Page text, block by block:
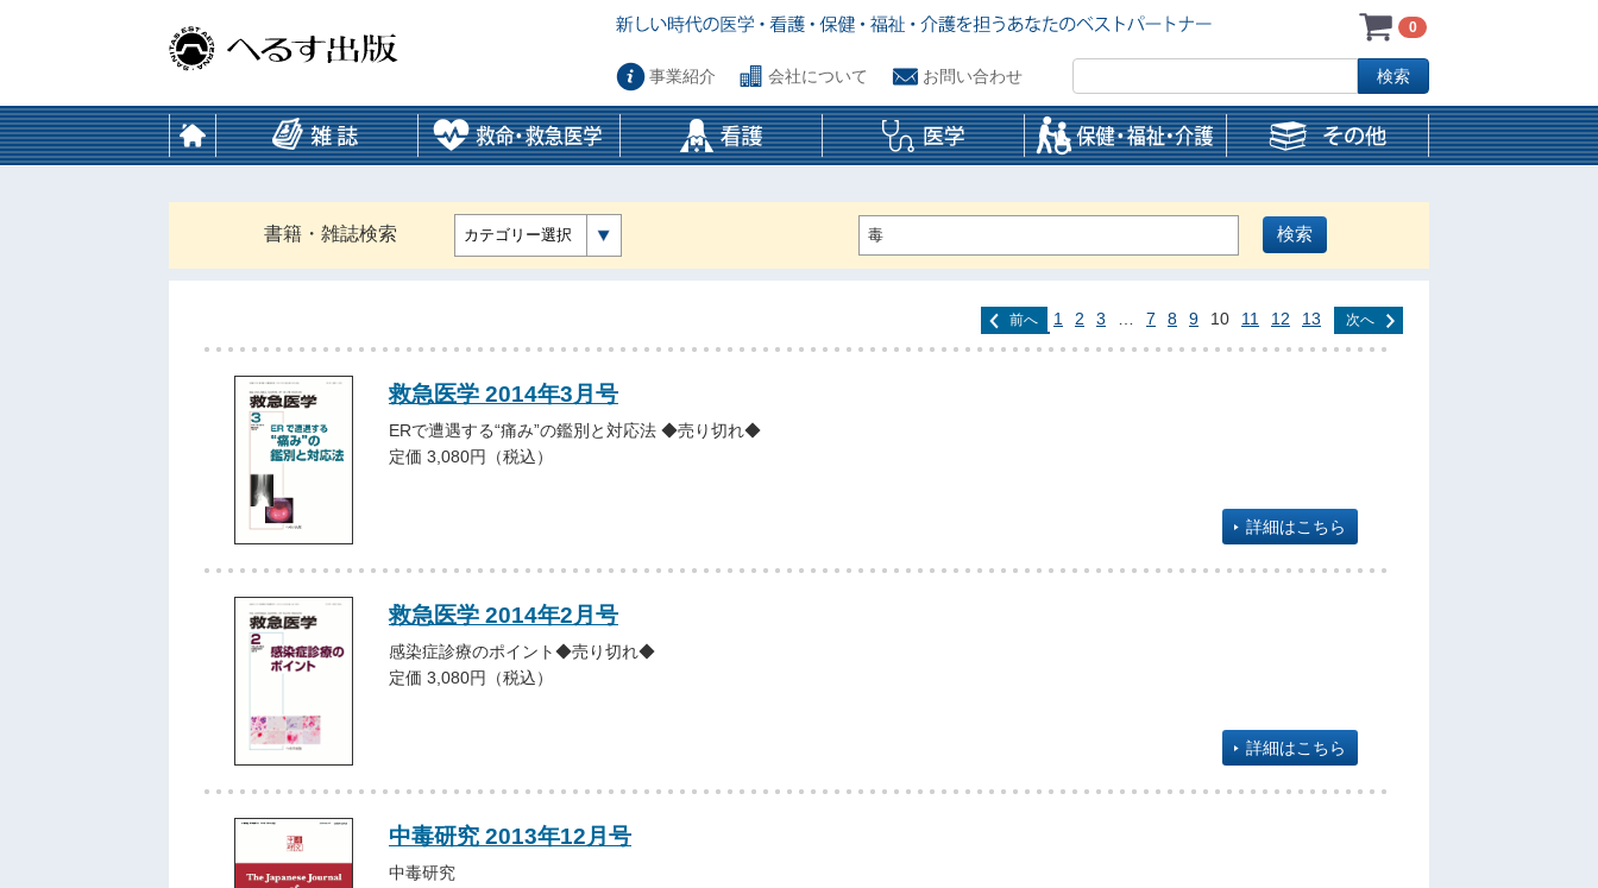
0
事業紹介 会社について お問い合わせ
書籍・雑誌検索 カテゴリー選択
前へ 1 2 3 7 8 9 10 11 12 13 次へ
救急医学 2014年3月号
ERで遭遇する“痛み”の鑑別と対応法 ◆売り切れ◆
定価 3,080円（税込）
詳細はこちら
救急医学 2014年2月号
感染症診療のポイント◆売り切れ◆
定価 3,080円（税込）
詳細はこちら
中毒研究 2013年12月号
中毒研究